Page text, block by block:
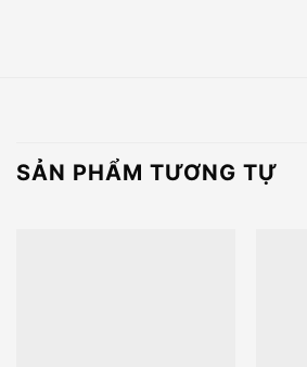
SẢN PHẨM TƯƠNG TỰ